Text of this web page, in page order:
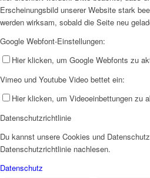
Erscheinungsbild unserer Website stark
werden wirksam, sobald die Seite neu
Google Webfont-Einstellungen:
Hier klicken, um Google Webfonts zu
Vimeo und Youtube Video bettet ein:
Hier klicken, um Videoeinbettungen zu
Datenschutzrichtlinie
Du kannst unsere Cookies und
Datenschutzrichtlinie nachlesen.
Datenschutz